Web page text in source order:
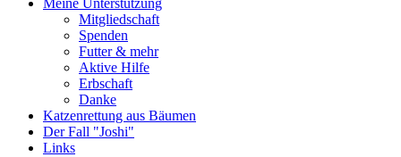
Meine Unterstützung
Mitgliedschaft
Spenden
Futter & mehr
Aktive Hilfe
Erbschaft
Danke
Katzenrettung aus Bäumen
Der Fall "Joshi"
Links